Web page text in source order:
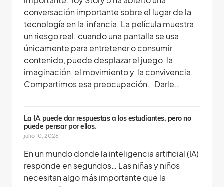
conversación importante sobre el lugar de la
tecnología en la infancia. La película muestra
un riesgo real: cuando una pantalla se usa
únicamente para entretener o consumir
contenido, puede desplazar el juego, la
imaginación, el movimiento y la convivencia.
Compartimos esa preocupación. Darle…
La IA puede dar respuestas a los estudiantes, pero no
puede pensar por ellos.
julio 10, 2026
En un mundo donde la inteligencia artificial (IA)
responde en segundos… Las niñas y niños
necesitan algo más importante que la